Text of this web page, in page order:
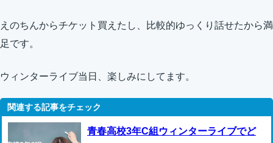
えのちんからチケット買えたし、比較的ゆっくり話せたから満
足です。
ウィンターライブ当日、楽しみにしてます。
青春高校3年C組ウィンターライブでど